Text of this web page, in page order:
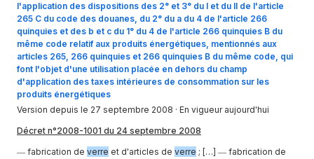
l'application des dispositions des 2° et 3° du I et du II de l'article
265 C du code des douanes, du 2° du a du 4 de l'article 266
quinquies et des b et c du 1° du 4 de l'article 266 quinquies B du
même code relatif aux produits énergétiques, mentionnés aux
articles 265, 266 quinquies et 266 quinquies B du même code, qui
font l'objet d'une utilisation placée en dehors du champ
d'application des taxes intérieures de consommation sur les
produits énergétiques
Version depuis le 27 septembre 2008 · En vigueur aujourd'hui
Décret n°2008-1001 du 24 septembre 2008
― fabrication de verre et d'articles de verre ; […] ― fabrication de